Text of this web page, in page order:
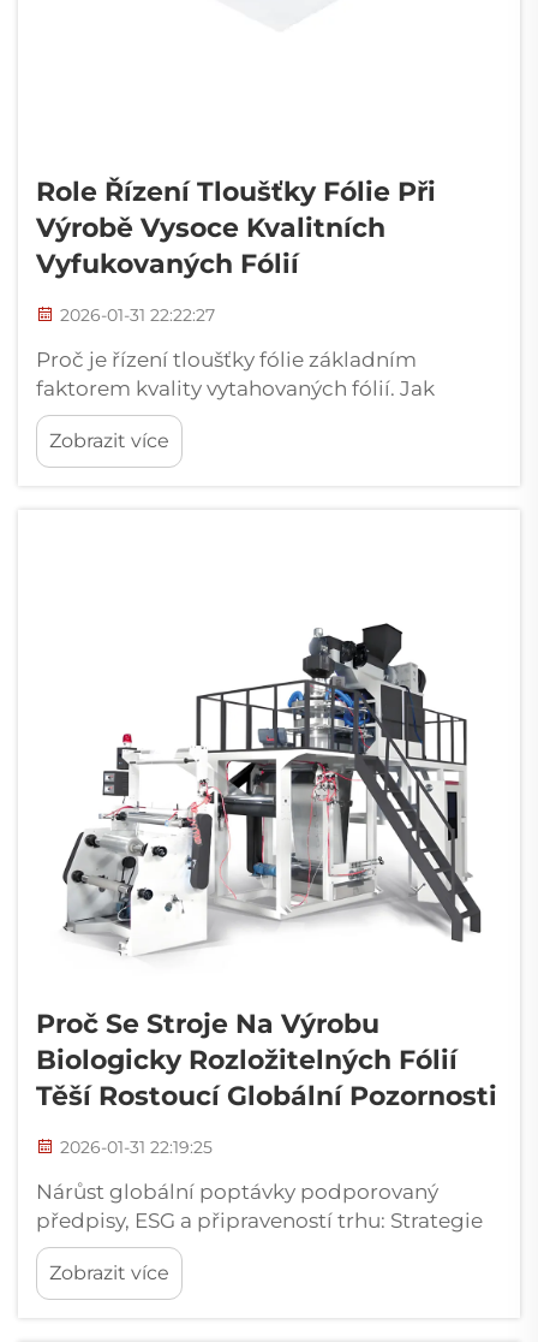
Role Řízení Tloušťky Fólie Při
Výrobě Vysoce Kvalitních
Vyfukovaných Fólií
2026-01-31 22:22:27
Proč je řízení tloušťky fólie základním
faktorem kvality vytahovaných fólií. Jak
rovnoměrnost tloušťky přímo určuje
mechanickou pevnost, optickou průhlednost
a bariérové vlastnosti. Přesné nastavení
Zobrazit více
Proč Se Stroje Na Výrobu
Biologicky Rozložitelných Fólií
Těší Rostoucí Globální Pozornosti
2026-01-31 22:19:25
Nárůst globální poptávky podporovaný
předpisy, ESG a připraveností trhu: Strategie
EU pro plasty, zákazy na úrovni států ve
Spojených státech a urychlení politik v oblasti
APAC. Mezinárodní předpisy nutí společnosti
Zobrazit více